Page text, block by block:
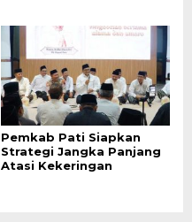
Pemkab Pati Siapkan
Strategi Jangka Panjang
Atasi Kekeringan